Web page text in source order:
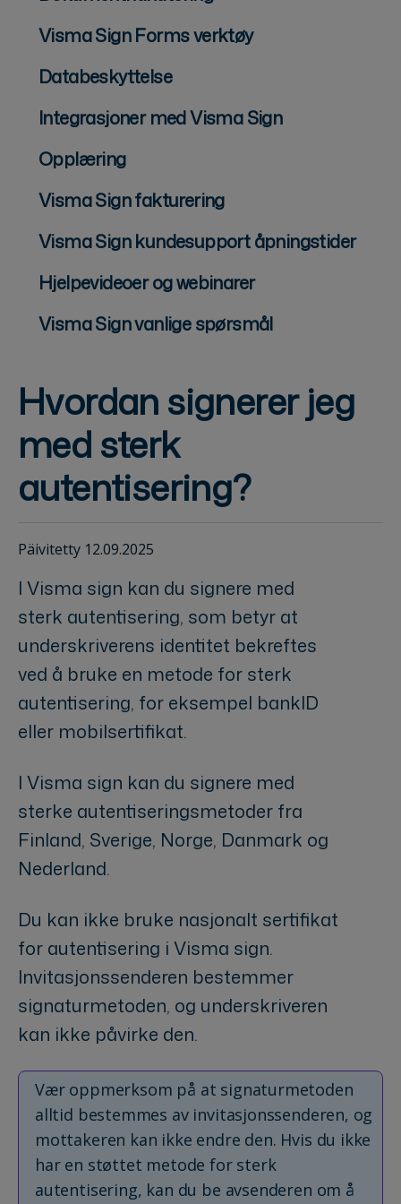
Visma Sign Forms verktøy
Databeskyttelse
Integrasjoner med Visma Sign
Opplæring
Visma Sign fakturering
Visma Sign kundesupport åpningstider
Hjelpevideoer og webinarer
Visma Sign vanlige spørsmål
Hvordan signerer jeg
med sterk
autentisering?
Päivitetty 12.09.2025
I Visma sign kan du signere med
sterk autentisering, som betyr at
underskriverens identitet bekreftes
ved å bruke en metode for sterk
autentisering, for eksempel bankID
eller mobilsertifikat.
I Visma sign kan du signere med
sterke autentiseringsmetoder fra
Finland, Sverige, Norge, Danmark og
Nederland.
Du kan ikke bruke nasjonalt sertifikat
for autentisering i Visma sign.
Invitasjonssenderen bestemmer
signaturmetoden, og underskriveren
kan ikke påvirke den.
Vær oppmerksom på at signaturmetoden
alltid bestemmes av invitasjonssenderen, og
mottakeren kan ikke endre den. Hvis du ikke
har en støttet metode for sterk
autentisering, kan du be avsenderen om å